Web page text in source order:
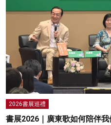
2026書展巡禮
書展2026｜廣東歌如何陪伴我